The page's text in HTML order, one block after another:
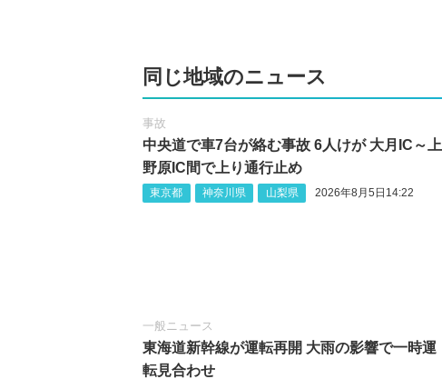
同じ地域のニュース
事故
中央道で車7台が絡む事故 6人けが 大月IC～上
野原IC間で上り通行止め
東京都 神奈川県 山梨県 2026年8月5日14:22
一般ニュース
東海道新幹線が運転再開 大雨の影響で一時運
転見合わせ